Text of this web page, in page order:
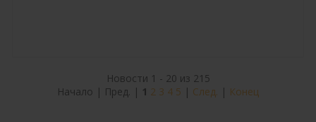
Новости 1 - 20 из 215
Начало | Пред. | 1 2 3 4 5 | След. | Конец